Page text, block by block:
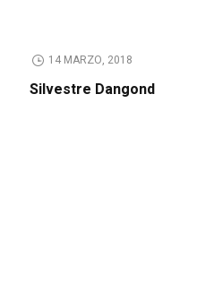
14 MARZO, 2018
Silvestre Dangond